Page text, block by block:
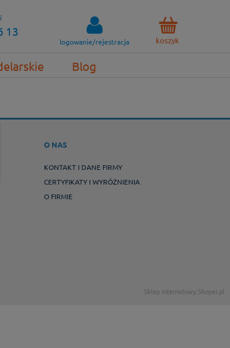
koszyk
logowanie/rejestracja
13
Blog
O NAS
KONTAKT I DANE FIRMY
CERTYFIKATY I WYRÓŻNIENIA
O FIRMIE
Sklep internetowy Shoper.pl